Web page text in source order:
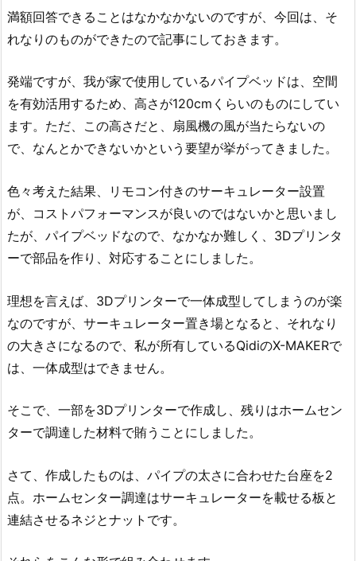
満額回答できることはなかなかないのですが、今回は、そ
れなりのものができたので記事にしておきます。
発端ですが、我が家で使用しているパイプベッドは、空間
を有効活用するため、高さが120cmくらいのものにしてい
ます。ただ、この高さだと、扇風機の風が当たらないの
で、なんとかできないかという要望が挙がってきました。
色々考えた結果、リモコン付きのサーキュレーター設置
が、コストパフォーマンスが良いのではないかと思いまし
たが、パイプベッドなので、なかなか難しく、3Dプリンタ
ーで部品を作り、対応することにしました。
理想を言えば、3Dプリンターで一体成型してしまうのが楽
なのですが、サーキュレーター置き場となると、それなり
の大きさになるので、私が所有しているQidiのX-MAKERで
は、一体成型はできません。
そこで、一部を3Dプリンターで作成し、残りはホームセン
ターで調達した材料で賄うことにしました。
さて、作成したものは、パイプの太さに合わせた台座を2
点。ホームセンター調達はサーキュレーターを載せる板と
連結させるネジとナットです。